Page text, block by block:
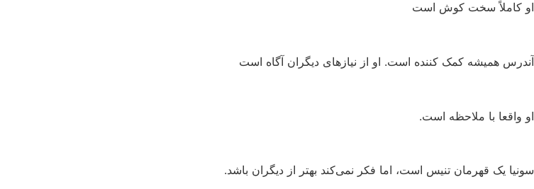
او کاملاً سخت کوش است
آندرس همیشه کمک کننده است. او از نیازهای دیگران آگاه است
او واقعا با ملاحظه است.
سونیا یک قهرمان تنیس است، اما فکر نمی‌کند بهتر از دیگران باشد.